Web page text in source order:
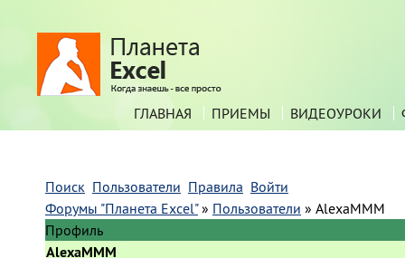
ГЛАВНАЯ ПРИЕМЫ ВИДЕОУРОКИ
Поиск Пользователи Правила Войти
Форумы "Планета Excel" » Пользователи » AlexaMMM
Профиль
AlexaMMM